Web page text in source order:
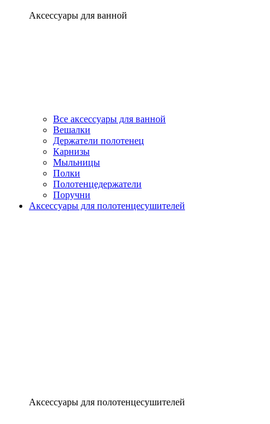
Аксессуары для ванной
Все аксессуары для ванной
Вешалки
Держатели полотенец
Карнизы
Мыльницы
Полки
Полотенцедержатели
Поручни
Аксессуары для полотенцесушителей
Аксессуары для полотенцесушителей